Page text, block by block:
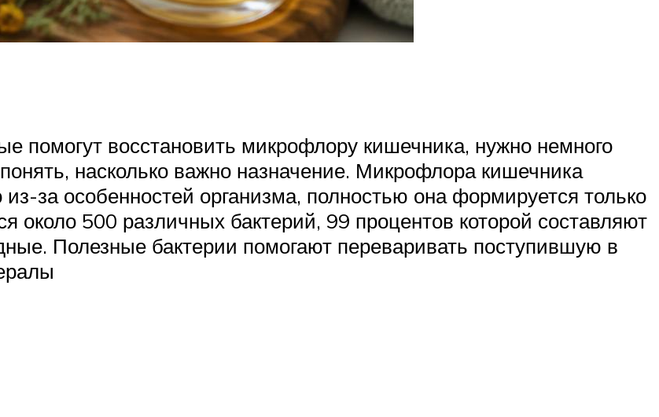
помогут восстановить микрофлору кишечника, нужно немного
насколько важно назначение. Микрофлора кишечника
за особенностей организма, полностью она формируется только
около 500 различных бактерий, 99 процентов которой составляют
Полезные бактерии помогают переваривать поступившую в